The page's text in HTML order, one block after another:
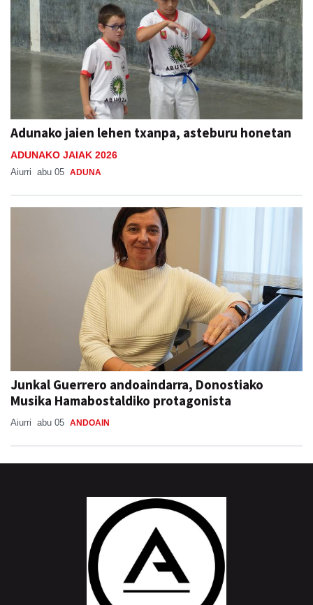
Adunako jaien lehen txanpa, asteburu honetan
abu 05
Junkal Guerrero andoaindarra, Donostiako
Musika Hamabostaldiko protagonista
Aiurri abu 05 ANDOAIN